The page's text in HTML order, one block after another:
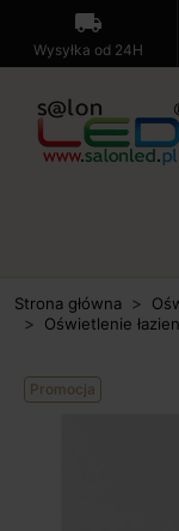
local_shipping
Wysyłka od 24H
Strona główna
Oświetlenie
Promocja